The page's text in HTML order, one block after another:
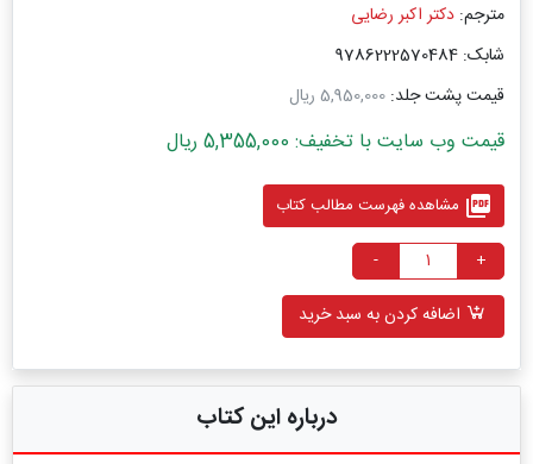
مترجم: دکتر اکبر رضایی
شابک: 9786222570484
قیمت پشت جلد: 5,950,000 ریال
قیمت وب سایت با تخفیف: 5,355,000 ریال
picture_as_pdf مشاهده فهرست مطالب کتاب
+
-
اضافه کردن به سبد خرید
درباره این کتاب